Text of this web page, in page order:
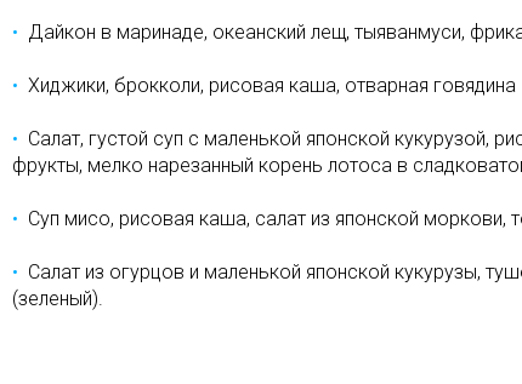
Дайкон в маринаде, океанский лещ, тыяванмуси,
Хиджики, брокколи, рисовая каша, отварная
Салат, густой суп с маленькой японской кукурузой,
фрукты, мелко нарезанный корень лотоса в
Суп мисо, рисовая каша, салат из японской моркови,
Салат из огурцов и маленькой японской кукурузы,
(зеленый).